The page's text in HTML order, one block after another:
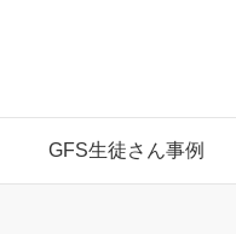
GFS生徒さん事例